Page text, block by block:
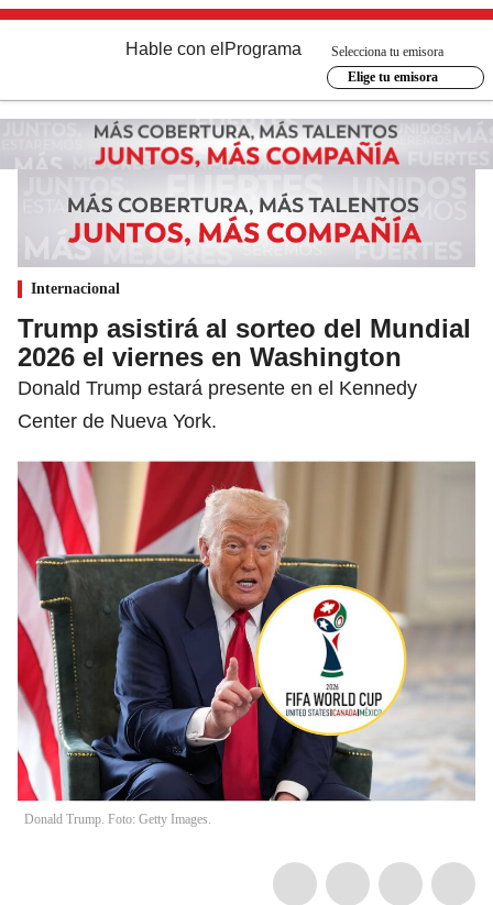
Hable con el Programa
Selecciona tu emisora
Elige tu emisora
Internacional
Trump asistirá al sorteo del Mundial
2026 el viernes en Washington
Donald Trump estará presente en el Kennedy
Center de Nueva York.
Donald Trump. Foto: Getty Images.